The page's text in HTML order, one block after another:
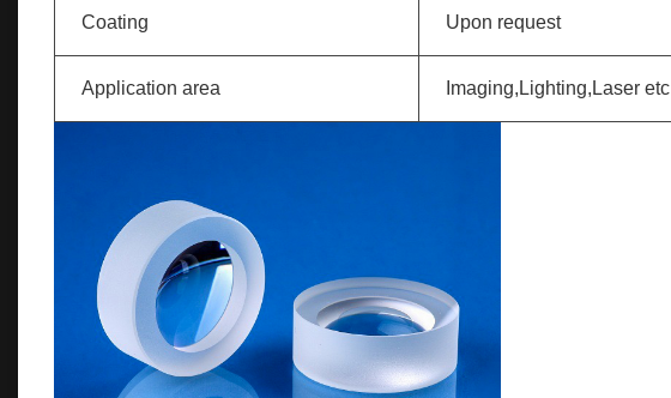
Coating Upon request
Application area Imaging,Lighting,Laser etc